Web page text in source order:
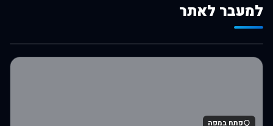
למעבר לאתר
לרכישה באלי אקספרס
פתח במפה